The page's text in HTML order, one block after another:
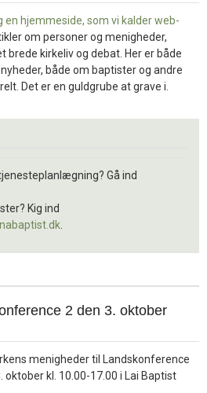
en hjemmeside, som vi kalder web-
om personer og menigheder,
kirkeliv og debat. Her er både
både om baptister og andre
Det er en guldgrube at grave i.
Gå ind
Kig ind
2 den 3. oktober
menigheder til Landskonference
oktober kl. 10.00-17.00 i Lai Baptist